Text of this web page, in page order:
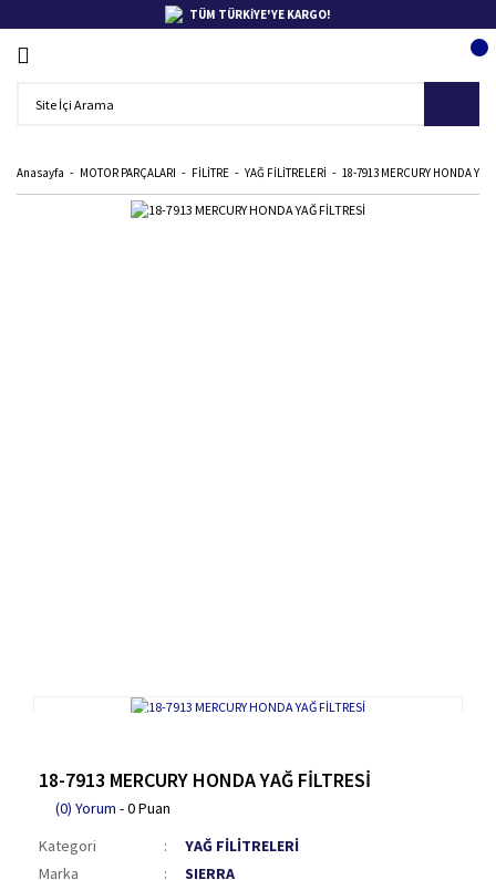
TÜM TÜRKİYE'YE KARGO!
Anasayfa MOTOR PARÇALARI FİLİTRE YAĞ FİLİTRELERİ 18-7913 MERCURY HONDA
18-7913 MERCURY HONDA YAĞ FİLTRESİ
(0) Yorum - 0 Puan
Kategori
YAĞ FİLİTRELERİ
Marka
SIERRA